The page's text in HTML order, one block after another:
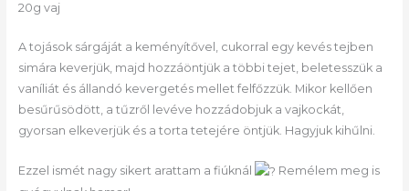
20g vaj
A tojások sárgáját a keményítővel, cukorral egy kevés tejben
simára keverjük, majd hozzáöntjük a többi tejet, beletesszük a
vaníliát és állandó kevergetés mellet felfőzzük. Mikor kellően
besűrűsödött, a tűzről levéve hozzádobjuk a vajkockát,
gyorsan elkeverjük és a torta tetejére öntjük. Hagyjuk kihűlni.
Ezzel ismét nagy sikert arattam a fiúknál
Remélem meg is